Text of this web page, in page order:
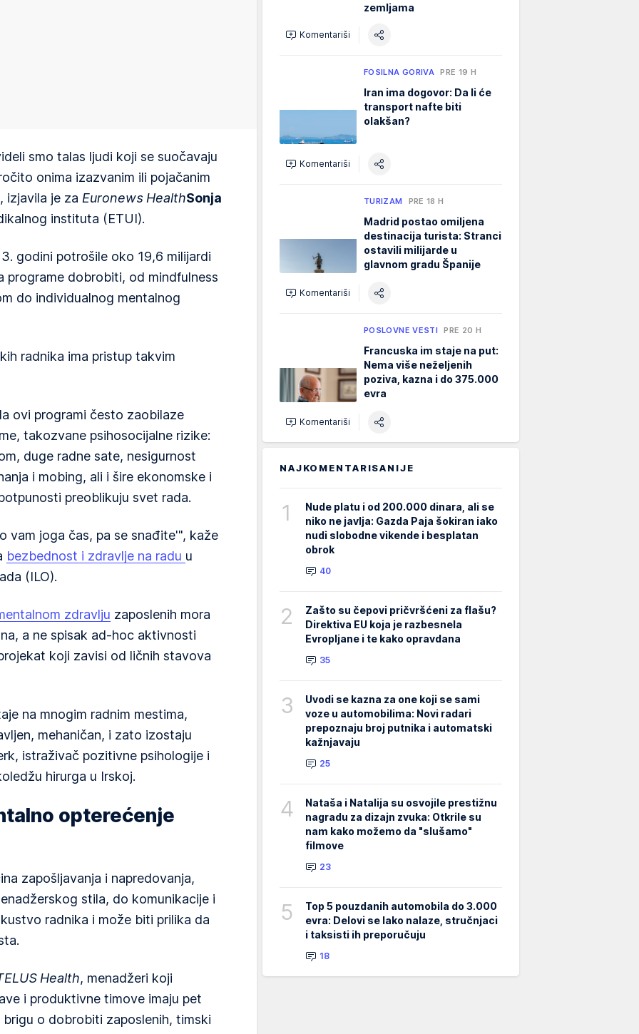
smo talas ljudi koji se suočavaju
onima izazvanim ili pojačanim
izjavila je za Euronews HealthSonja
instituta (ETUI).
godini potrošile oko 19,6 milijardi
programe dobrobiti, od mindfulness
do individualnog mentalnog
radnika ima pristup takvim
ovi programi često zaobilaze
takozvane psihosocijalne rizike:
duge radne sate, nesigurnost
i mobing, ali i šire ekonomske i
preoblikuju svet rada.
vam joga čas, pa se snađite'", kaže
bezbednost i zdravlje na radu u
(ILO).
zdravlju zaposlenih mora
a ne spisak ad-hoc aktivnosti
koji zavisi od ličnih stavova
na mnogim radnim mestima,
mehaničan, i zato izostaju
istraživač pozitivne psihologije i
hirurga u Irskoj.
opterećenje
zapošljavanja i napredovanja,
stila, do komunikacije i
radnika i može biti prilika da
Health, menadžeri koji
i produktivne timove imaju pet
o dobrobiti zaposlenih, timski
zemljama
Komentariši
FOSILNA GORIVA PRE 19 H
Iran ima dogovor: Da li će
transport nafte biti
olakšan?
Komentariši
TURIZAM PRE 18 H
Madrid postao omiljena
destinacija turista: Stranci
ostavili milijarde u
glavnom gradu Španije
Komentariši
POSLOVNE VESTI PRE 20 H
Francuska im staje na put:
Nema više neželjenih
poziva, kazna i do 375.000
evra
Komentariši
NAJKOMENTARISANIJE
1
Nude platu i od 200.000 dinara, ali se
niko ne javlja: Gazda Paja šokiran iako
nudi slobodne vikende i besplatan
obrok
40
2
Zašto su čepovi pričvršćeni za flašu?
Direktiva EU koja je razbesnela
Evropljane i te kako opravdana
35
3
Uvodi se kazna za one koji se sami
voze u automobilima: Novi radari
prepoznaju broj putnika i automatski
kažnjavaju
25
4
Nataša i Natalija su osvojile prestižnu
nagradu za dizajn zvuka: Otkrile su
nam kako možemo da "slušamo"
filmove
23
5
Top 5 pouzdanih automobila do 3.000
evra: Delovi se lako nalaze, stručnjaci
i taksisti ih preporučuju
18